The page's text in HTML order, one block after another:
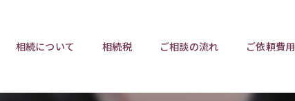
相続について 相続税 ご相談の流れ ご依頼費用